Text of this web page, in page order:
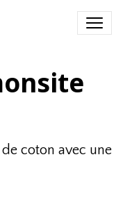
coton avec une